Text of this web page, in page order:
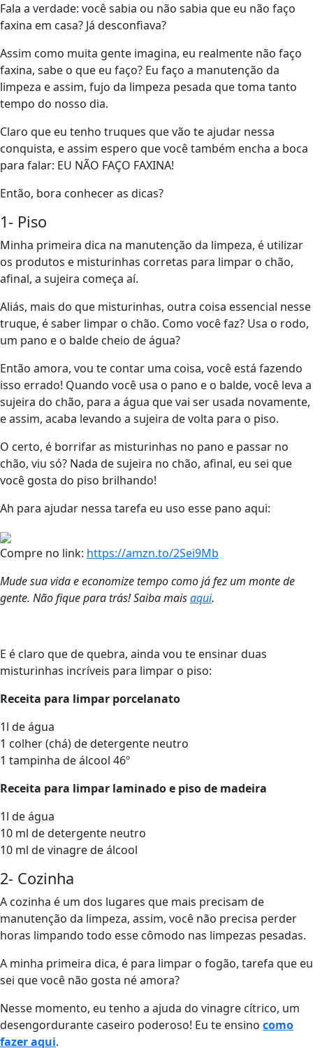
Fala a verdade: você sabia ou não sabia que eu não faço
faxina em casa? Já desconfiava?
Assim como muita gente imagina, eu realmente não faço
faxina, sabe o que eu faço? Eu faço a manutenção da
limpeza e assim, fujo da limpeza pesada que toma tanto
tempo do nosso dia.
Claro que eu tenho truques que vão te ajudar nessa
conquista, e assim espero que você também encha a boca
para falar: EU NÃO FAÇO FAXINA!
Então, bora conhecer as dicas?
1- Piso
Minha primeira dica na manutenção da limpeza, é utilizar
os produtos e misturinhas corretas para limpar o chão,
afinal, a sujeira começa aí.
Aliás, mais do que misturinhas, outra coisa essencial nesse
truque, é saber limpar o chão. Como você faz? Usa o rodo,
um pano e o balde cheio de água?
Então amora, vou te contar uma coisa, você está fazendo
isso errado! Quando você usa o pano e o balde, você leva a
sujeira do chão, para a água que vai ser usada novamente,
e assim, acaba levando a sujeira de volta para o piso.
O certo, é borrifar as misturinhas no pano e passar no
chão, viu só? Nada de sujeira no chão, afinal, eu sei que
você gosta do piso brilhando!
Ah para ajudar nessa tarefa eu uso esse pano aqui:
Compre no link: https://amzn.to/2Sei9Mb
Mude sua vida e economize tempo como já fez um monte de
gente. Não fique para trás! Saiba maisaqui.
E é claro que de quebra, ainda vou te ensinar duas
misturinhas incríveis para limpar o piso:
Receita para limpar porcelanato
1l de água
1 colher (chá) de detergente neutro
1 tampinha de álcool 46º
Receita para limpar laminado e piso de madeira
1l de água
10 ml de detergente neutro
10 ml de vinagre de álcool
2- Cozinha
A cozinha é um dos lugares que mais precisam de
manutenção da limpeza, assim, você não precisa perder
horas limpando todo esse cômodo nas limpezas pesadas.
A minha primeira dica, é para limpar o fogão, tarefa que eu
sei que você não gosta né amora?
Nesse momento, eu tenho a ajuda do vinagre cítrico, um
desengordurante caseiro poderoso! Eu te ensino como
fazer aqui.